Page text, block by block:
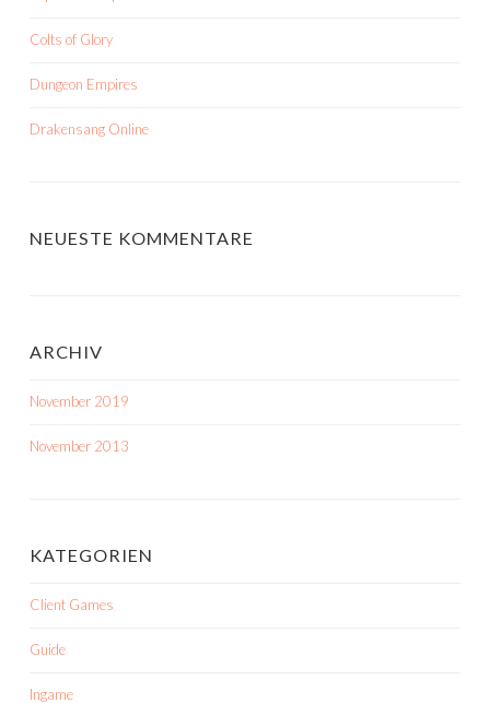
Colts of Glory
Dungeon Empires
Drakensang Online
NEUESTE KOMMENTARE
ARCHIV
November 2019
November 2013
KATEGORIEN
Client Games
Guide
Ingame